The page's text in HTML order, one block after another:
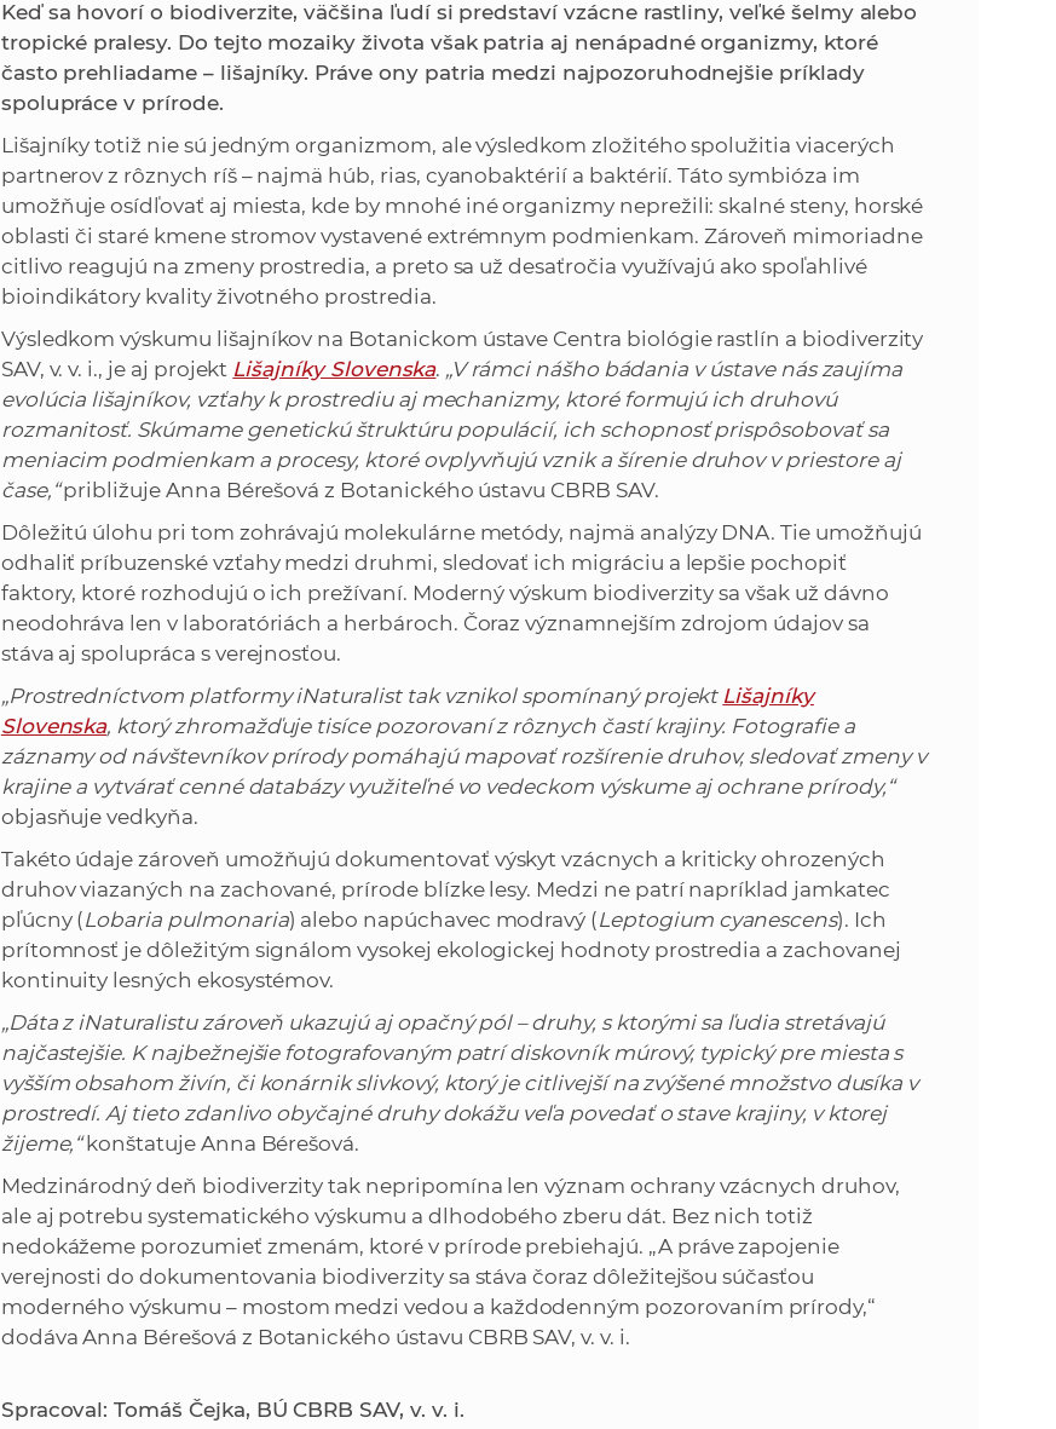
n
a
c
S
A
V
Keď sa hovorí o biodiverzite, väčšina ľudí si predstaví vzácne rastliny, veľké šelmy alebo
tropické pralesy. Do tejto mozaiky života však patria aj nenápadné organizmy, ktoré
často prehliadame – lišajníky. Práve ony patria medzi najpozoruhodnejšie príklady
spolupráce v prírode.
Lišajníky totiž nie sú jedným organizmom, ale výsledkom zložitého spolužitia viacerých
partnerov z rôznych ríš – najmä húb, rias, cyanobaktérií a baktérií. Táto symbióza im
umožňuje osídľovať aj miesta, kde by mnohé iné organizmy neprežili: skalné steny, horské
oblasti či staré kmene stromov vystavené extrémnym podmienkam. Zároveň mimoriadne
citlivo reagujú na zmeny prostredia, a preto sa už desaťročia využívajú ako spoľahlivé
bioindikátory kvality životného prostredia.
Výsledkom výskumu lišajníkov na Botanickom ústave Centra biológie rastlín a biodiverzity
SAV, v. v. i., je aj projekt Lišajníky Slovenska. „V rámci nášho bádania v ústave nás zaujíma
evolúcia lišajníkov, vzťahy k prostrediu aj mechanizmy, ktoré formujú ich druhovú
rozmanitosť. Skúmame genetickú štruktúru populácií, ich schopnosť prispôsobovať sa
meniacim podmienkam a procesy, ktoré ovplyvňujú vznik a šírenie druhov v priestore aj
čase,“približuje Anna Bérešová z Botanického ústavu CBRB SAV.
Dôležitú úlohu pri tom zohrávajú molekulárne metódy, najmä analýzy DNA. Tie umožňujú
odhaliť príbuzenské vzťahy medzi druhmi, sledovať ich migráciu a lepšie pochopiť
faktory, ktoré rozhodujú o ich prežívaní. Moderný výskum biodiverzity sa však už dávno
neodohráva len v laboratóriách a herbároch. Čoraz významnejším zdrojom údajov sa
stáva aj spolupráca s verejnosťou.
„Prostredníctvom platformy iNaturalist tak vznikol spomínaný projekt Lišajníky
Slovenska, ktorý zhromažďuje tisíce pozorovaní z rôznych častí krajiny. Fotografie a
záznamy od návštevníkov prírody pomáhajú mapovať rozšírenie druhov, sledovať zmeny v
krajine a vytvárať cenné databázy využiteľné vo vedeckom výskume aj ochrane prírody,“
objasňuje vedkyňa.
Takéto údaje zároveň umožňujú dokumentovať výskyt vzácnych a kriticky ohrozených
druhov viazaných na zachované, prírode blízke lesy. Medzi ne patrí napríklad jamkatec
pľúcny (Lobaria pulmonaria) alebo napúchavec modravý (Leptogium cyanescens). Ich
prítomnosť je dôležitým signálom vysokej ekologickej hodnoty prostredia a zachovanej
kontinuity lesných ekosystémov.
„Dáta z iNaturalistu zároveň ukazujú aj opačný pól – druhy, s ktorými sa ľudia stretávajú
najčastejšie. K najbežnejšie fotografovaným patrí diskovník múrový, typický pre miesta s
vyšším obsahom živín, či konárnik slivkový, ktorý je citlivejší na zvýšené množstvo dusíka v
prostredí. Aj tieto zdanlivo obyčajné druhy dokážu veľa povedať o stave krajiny, v ktorej
žijeme,“konštatuje Anna Bérešová.
Medzinárodný deň biodiverzity tak nepripomína len význam ochrany vzácnych druhov,
ale aj potrebu systematického výskumu a dlhodobého zberu dát. Bez nich totiž
nedokážeme porozumieť zmenám, ktoré v prírode prebiehajú. „A práve zapojenie
verejnosti do dokumentovania biodiverzity sa stáva čoraz dôležitejšou súčasťou
moderného výskumu – mostom medzi vedou a každodenným pozorovaním prírody,“
dodáva Anna Bérešová z Botanického ústavu CBRB SAV, v. v. i.
Spracoval: Tomáš Čejka, BÚ CBRB SAV, v. v. i.